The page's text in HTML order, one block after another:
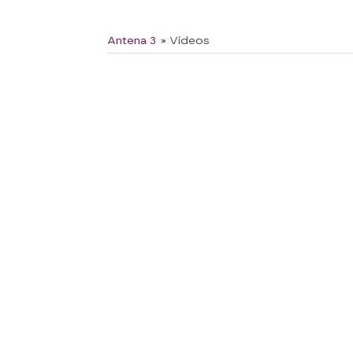
Antena 3 » Vídeos